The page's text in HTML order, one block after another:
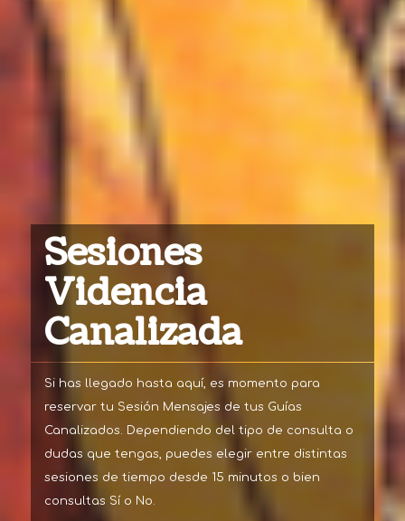
Sesiones
Videncia
Canalizada
Si has llegado hasta aquí, es momento para
reservar tu Sesión Mensajes de tus Guías
Canalizados. Dependiendo del tipo de consulta o
dudas que tengas, puedes elegir entre distintas
sesiones de tiempo desde 15 minutos o bien
consultas Sí o No.